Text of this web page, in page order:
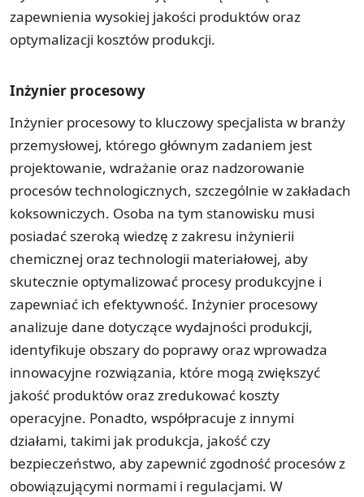
zapewnienia wysokiej jakości produktów oraz
optymalizacji kosztów produkcji.
Inżynier procesowy
Inżynier procesowy to kluczowy specjalista w branży
przemysłowej, którego głównym zadaniem jest
projektowanie, wdrażanie oraz nadzorowanie
procesów technologicznych, szczególnie w zakładach
koksowniczych. Osoba na tym stanowisku musi
posiadać szeroką wiedzę z zakresu inżynierii
chemicznej oraz technologii materiałowej, aby
skutecznie optymalizować procesy produkcyjne i
zapewniać ich efektywność. Inżynier procesowy
analizuje dane dotyczące wydajności produkcji,
identyfikuje obszary do poprawy oraz wprowadza
innowacyjne rozwiązania, które mogą zwiększyć
jakość produktów oraz zredukować koszty
operacyjne. Ponadto, współpracuje z innymi
działami, takimi jak produkcja, jakość czy
bezpieczeństwo, aby zapewnić zgodność procesów z
obowiązującymi normami i regulacjami. W